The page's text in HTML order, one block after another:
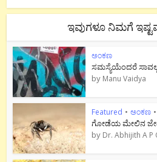
ಇವುಗಳೂ ನಿಮಗೆ
ಅಂಕಣ
ಸಮಸ್ಯೆಯೆಂದರೆ
by Manu Vaidya
Featured • ಅಂಕಣ •
ಗೋಡೆಯ ಮೇಲಿನ
by Dr. Abhijith A P